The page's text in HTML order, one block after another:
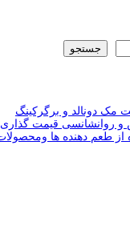
جستجو
مک دونالد و برگرکینگ
روانشانسی قیمت گذاری